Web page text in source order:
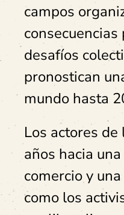
campos
desafíos
pronostican
mundo hasta
Los actores
años hacia
comercio y
como los